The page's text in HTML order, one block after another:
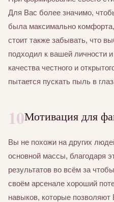
Для Вас более значимо,
была максимально
стоит также забывать, что
подходил к вашей личности
качества честного и
пытается пускать пыль в
10Мотивация для
Вы не похожи на других
основной массы, благодаря
результатов во всём за
своём арсенале хороший
навыков, которые позволяют